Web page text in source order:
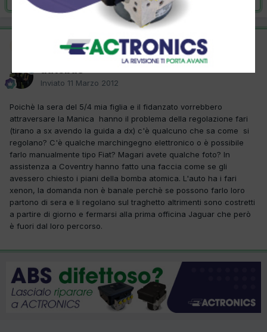
SOLUZIONE
Inviato 11 Marzo 2012
Poichè la sera del 5/4 mia figlia e il fidanzato vorrebbero
attraversare la Manica hanno il problema della regolazione fari
(tirano a sx avendo la guida a dx) c'è qualcuno che sa come si
regolano? C'è qualche marchingegno elettronico o è possibile
farlo manualmente tipo Fiat? Magari avete qualche foto? In
assistenza a Coventry hanno fatto una faccia come se gli
avessero chiesto i piani della bomba atomica. L'auto ha i fari
xenon, la domanda non è banale perchè se possono farlo loro
partono di sera e li regolano sul traghetto altrimenti sono costretti
a partire di giorno e fermarsi alla prima officina Jaguar che però
è fuori dal loro percorso.